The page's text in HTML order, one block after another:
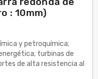
: 10mm)
y petroquímica;
turbinas de
de alta resistencia al